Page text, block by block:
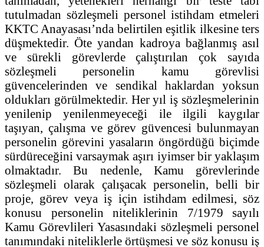
tutulmadan sözleşmeli personel istihdam etmeleri
KKTC Anayasası’nda belirtilen eşitlik ilkesine ters
düşmektedir. Öte yandan kadroya bağlanmış asıl
ve sürekli görevlerde çalıştırılan çok sayıda
sözleşmeli personelin kamu görevlisi
güvencelerinden ve sendikal haklardan yoksun
oldukları görülmektedir. Her yıl iş sözleşmelerinin
yenilenip yenilenmeyeceği ile ilgili kaygılar
taşıyan, çalışma ve görev güvencesi bulunmayan
personelin görevini yasaların öngördüğü biçimde
sürdüreceğini varsaymak aşırı iyimser bir yaklaşım
olmaktadır. Bu nedenle, Kamu görevlerinde
sözleşmeli olarak çalışacak personelin, belli bir
proje, görev veya iş için istihdam edilmesi, söz
konusu personelin niteliklerinin 7/1979 sayılı
Kamu Görevlileri Yasasındaki sözleşmeli personel
tanımındaki niteliklerle örtüşmesi ve söz konusu iş